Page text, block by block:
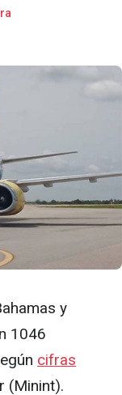
y
1046
cifras
(Minint).